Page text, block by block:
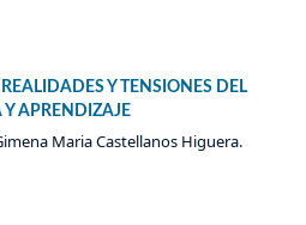
Y TENSIONES DEL
Y APRENDIZAJE
Maria Castellanos Higuera.